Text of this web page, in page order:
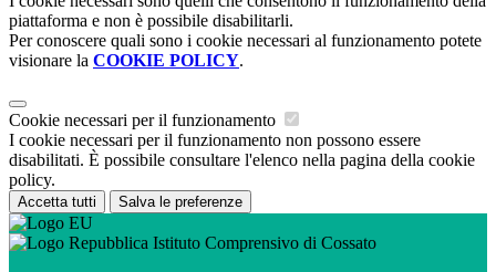
piattaforma e non è possibile disabilitarli.
Per conoscere quali sono i cookie necessari al funzionamento potete
visionare la COOKIE POLICY.
Cookie necessari per il funzionamento
I cookie necessari per il funzionamento non possono essere
disabilitati. È possibile consultare l'elenco nella pagina della cookie
policy.
Accetta tutti Salva le preferenze
Istituto Comprensivo di Cossato